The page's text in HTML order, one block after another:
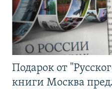
Подарок от
книги Москва